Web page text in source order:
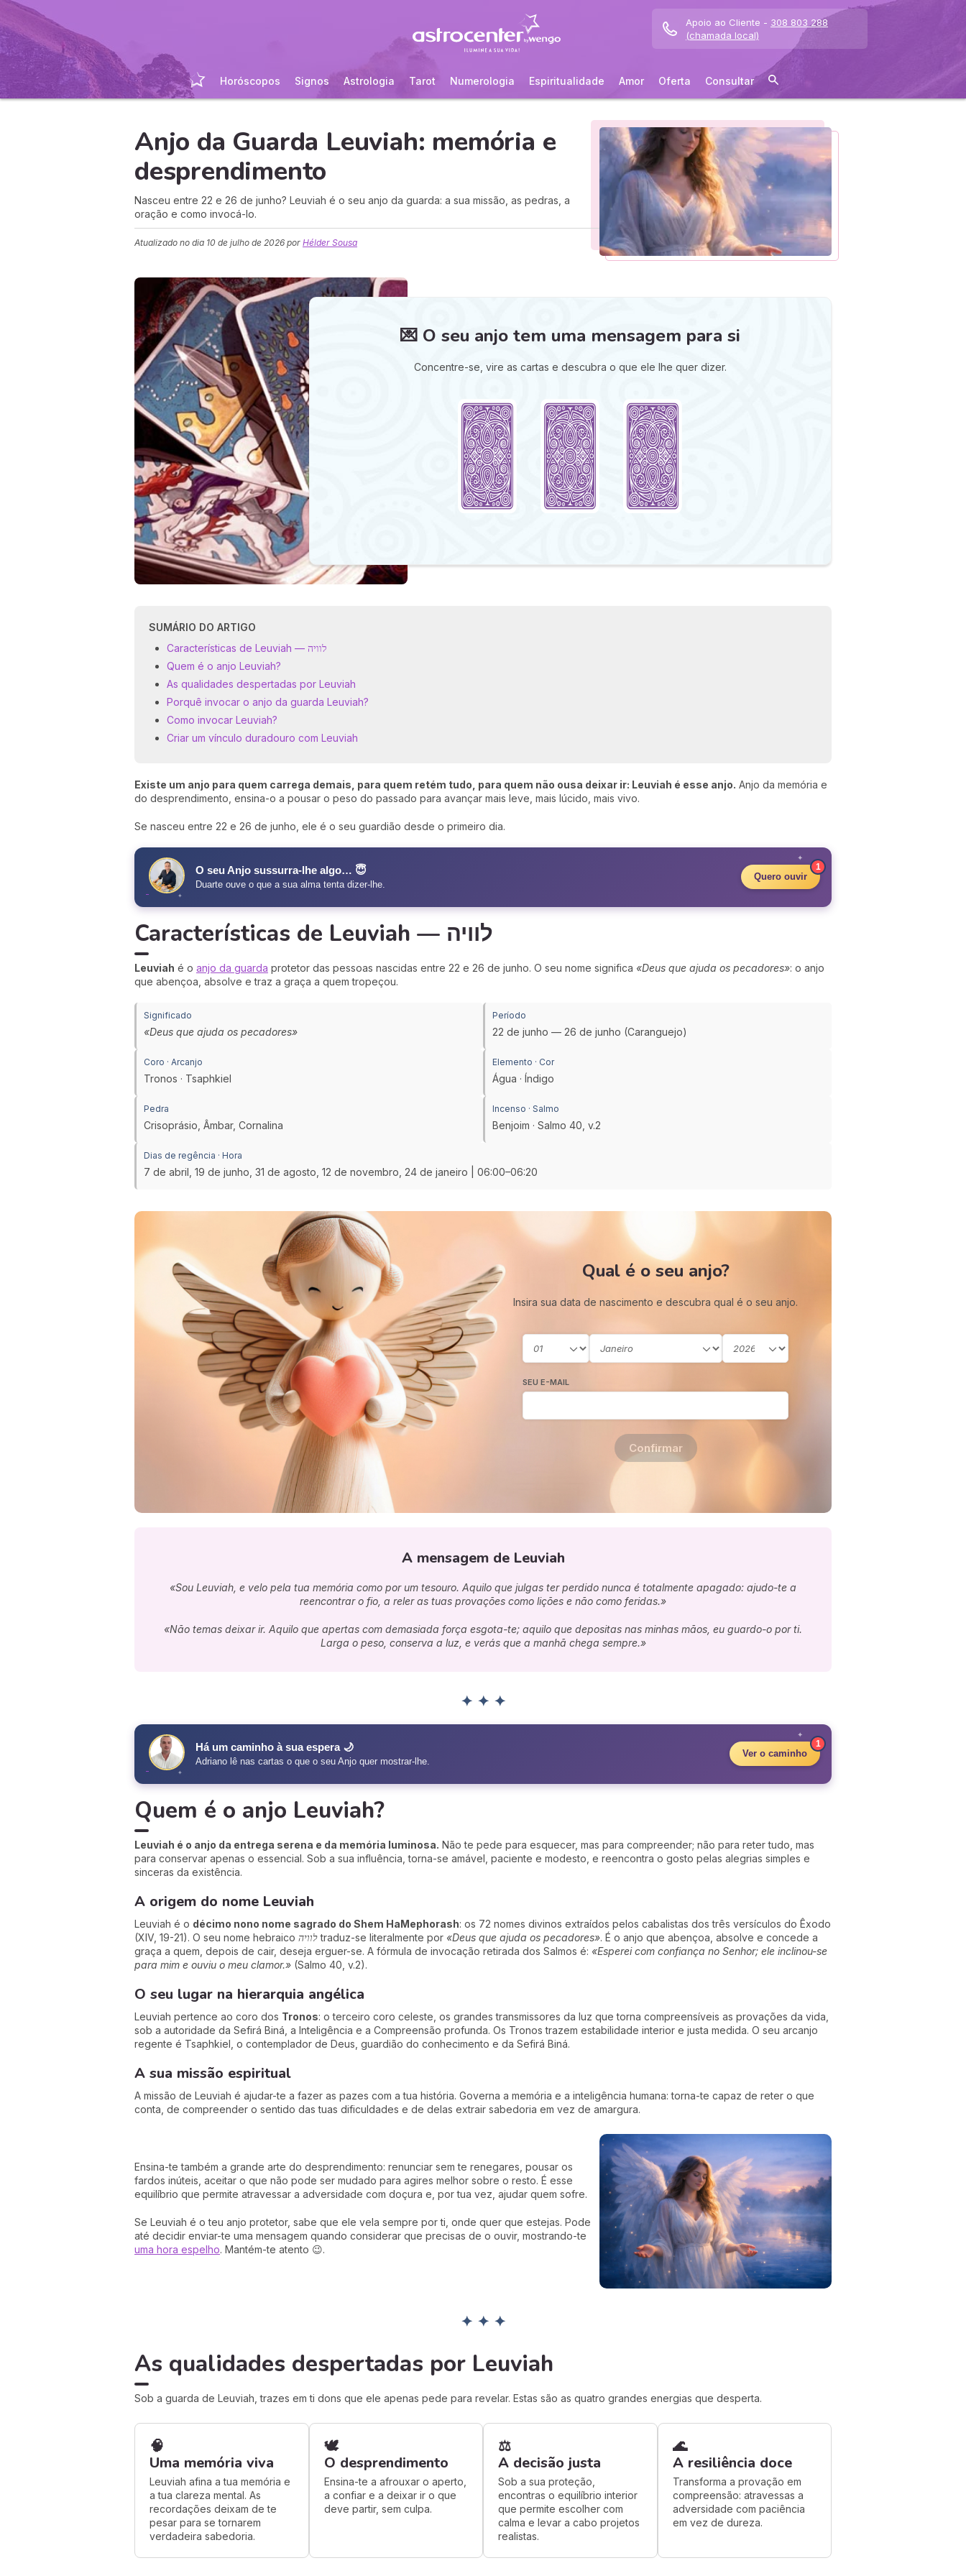
Apoio ao Cliente - 308 803 288
(chamada local)
Horóscopos Signos Astrologia Tarot Numerologia Espiritualidade Amor Oferta Consultar
Anjo da Guarda Leuviah: memória e
desprendimento
Nasceu entre 22 e 26 de junho? Leuviah é o seu anjo da guarda: a sua missão, as pedras, a
oração e como invocá-lo.
Atualizado no dia 10 de julho de 2026 por Hélder Sousa
💌 O seu anjo tem uma mensagem para si
Concentre-se, vire as cartas e descubra o que ele lhe quer dizer.
SUMÁRIO DO ARTIGO
Características de Leuviah — לוויה
Quem é o anjo Leuviah?
As qualidades despertadas por Leuviah
Porquê invocar o anjo da guarda Leuviah?
Como invocar Leuviah?
Criar um vínculo duradouro com Leuviah
Existe um anjo para quem carrega demais, para quem retém tudo, para quem não ousa deixar ir: Leuviah é esse anjo. Anjo da memória e
do desprendimento, ensina-o a pousar o peso do passado para avançar mais leve, mais lúcido, mais vivo.
Se nasceu entre 22 e 26 de junho, ele é o seu guardião desde o primeiro dia.
✦
✦
✧ O seu Anjo sussurra-lhe algo… 😇
Duarte ouve o que a sua alma tenta dizer-lhe.
Quero ouvir
1
Características de Leuviah — לוויה
Leuviah é o anjo da guarda protetor das pessoas nascidas entre 22 e 26 de junho. O seu nome significa «Deus que ajuda os pecadores»: o anjo
que abençoa, absolve e traz a graça a quem tropeçou.
Significado
«Deus que ajuda os pecadores»
Período
22 de junho — 26 de junho (Caranguejo)
Coro · Arcanjo
Tronos · Tsaphkiel
Elemento · Cor
Água · Índigo
Pedra
Crisoprásio, Âmbar, Cornalina
Incenso · Salmo
Benjoim · Salmo 40, v.2
Dias de regência · Hora
7 de abril, 19 de junho, 31 de agosto, 12 de novembro, 24 de janeiro | 06:00–06:20
Qual é o seu anjo?
Insira sua data de nascimento e descubra qual é o seu anjo.
SEU E-MAIL
Confirmar
A mensagem de Leuviah
«Sou Leuviah, e velo pela tua memória como por um tesouro. Aquilo que julgas ter perdido nunca é totalmente apagado: ajudo-te a
reencontrar o fio, a reler as tuas provações como lições e não como feridas.»
«Não temas deixar ir. Aquilo que apertas com demasiada força esgota-te; aquilo que depositas nas minhas mãos, eu guardo-o por ti.
Larga o peso, conserva a luz, e verás que a manhã chega sempre.»
✦ ✦ ✦
✦
✦
✧ Há um caminho à sua espera 🌙
Adriano lê nas cartas o que o seu Anjo quer mostrar-lhe.
Ver o caminho
1
Quem é o anjo Leuviah?
Leuviah é o anjo da entrega serena e da memória luminosa. Não te pede para esquecer, mas para compreender; não para reter tudo, mas
para conservar apenas o essencial. Sob a sua influência, torna-se amável, paciente e modesto, e reencontra o gosto pelas alegrias simples e
sinceras da existência.
A origem do nome Leuviah
Leuviah é o décimo nono nome sagrado do Shem HaMephorash: os 72 nomes divinos extraídos pelos cabalistas dos três versículos do Êxodo
(XIV, 19-21). O seu nome hebraico לוויהtraduz-se literalmente por «Deus que ajuda os pecadores». É o anjo que abençoa, absolve e concede a
graça a quem, depois de cair, deseja erguer-se. A fórmula de invocação retirada dos Salmos é: «Esperei com confiança no Senhor; ele inclinou-se
para mim e ouviu o meu clamor.» (Salmo 40, v.2).
O seu lugar na hierarquia angélica
Leuviah pertence ao coro dos Tronos: o terceiro coro celeste, os grandes transmissores da luz que torna compreensíveis as provações da vida,
sob a autoridade da Sefirá Biná, a Inteligência e a Compreensão profunda. Os Tronos trazem estabilidade interior e justa medida. O seu arcanjo
regente é Tsaphkiel, o contemplador de Deus, guardião do conhecimento e da Sefirá Biná.
A sua missão espiritual
A missão de Leuviah é ajudar-te a fazer as pazes com a tua história. Governa a memória e a inteligência humana: torna-te capaz de reter o que
conta, de compreender o sentido das tuas dificuldades e de delas extrair sabedoria em vez de amargura.
Ensina-te também a grande arte do desprendimento: renunciar sem te renegares, pousar os
fardos inúteis, aceitar o que não pode ser mudado para agires melhor sobre o resto. É esse
equilíbrio que permite atravessar a adversidade com doçura e, por tua vez, ajudar quem sofre.
Se Leuviah é o teu anjo protetor, sabe que ele vela sempre por ti, onde quer que estejas. Pode
até decidir enviar-te uma mensagem quando considerar que precisas de o ouvir, mostrando-te
uma hora espelho. Mantém-te atento 😉.
✦ ✦ ✦
As qualidades despertadas por Leuviah
Sob a guarda de Leuviah, trazes em ti dons que ele apenas pede para revelar. Estas são as quatro grandes energias que desperta.
🧠
Uma memória viva
Leuviah afina a tua memória e
a tua clareza mental. As
recordações deixam de te
pesar para se tornarem
verdadeira sabedoria.
🕊️
O desprendimento
Ensina-te a afrouxar o aperto,
a confiar e a deixar ir o que
deve partir, sem culpa.
⚖️
A decisão justa
Sob a sua proteção,
encontras o equilíbrio interior
que permite escolher com
calma e levar a cabo projetos
realistas.
🌊
A resiliência doce
Transforma a provação em
compreensão: atravessas a
adversidade com paciência
em vez de dureza.